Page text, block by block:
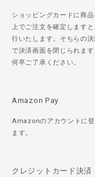
ショッピングカードに商
上でご注文を確定します
行いたします。そちらの
で決済画面を閉じられま
何卒ご了承ください。
Amazon Pay
Amazonのアカウントに
ます。
クレジットカード決済